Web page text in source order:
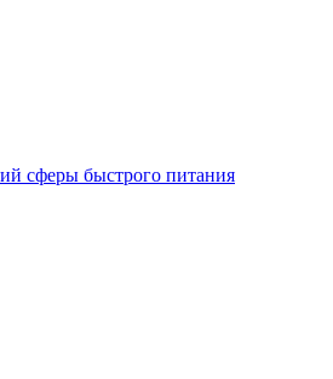
сферы быстрого питания